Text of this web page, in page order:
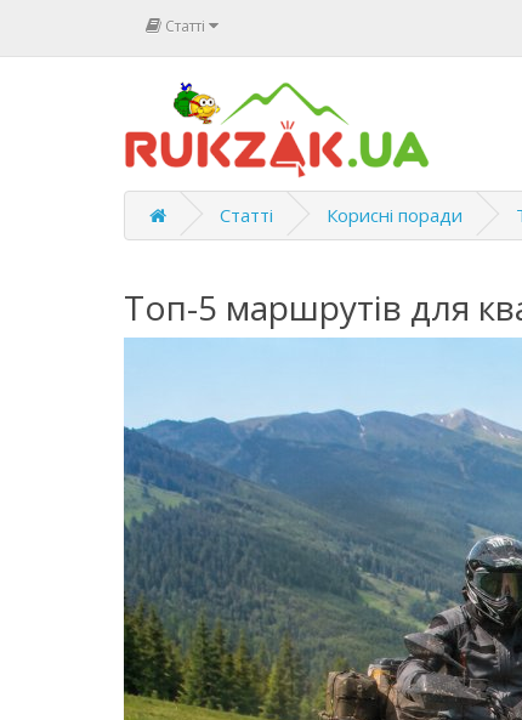
Статті
Статті Корисні поради
Топ-5 маршрутів для